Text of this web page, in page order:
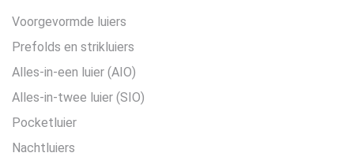
Voorgevormde luiers
Prefolds en strikluiers
Alles-in-een luier (AIO)
Alles-in-twee luier (SIO)
Pocketluier
Nachtluiers